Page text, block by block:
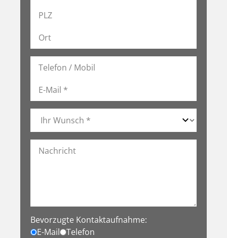
Bevorzugte Kontaktaufnahme:
E-Mail
Telefon